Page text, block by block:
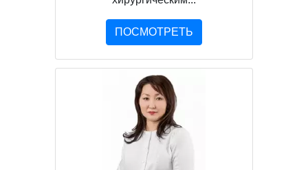
ПОСМОТРЕТЬ